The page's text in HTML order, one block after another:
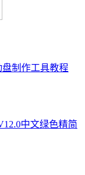
制作工具教程
中文绿色精简